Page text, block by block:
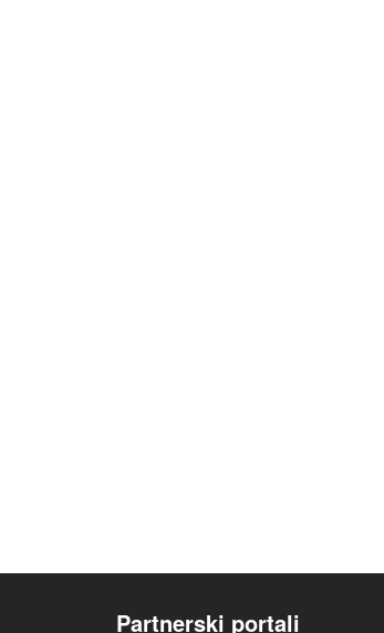
Partnerski portali